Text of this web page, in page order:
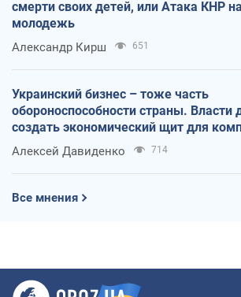
смерти своих детей, или Атака КНР на
молодежь
Александр Кирш 651
Украинский бизнес – тоже часть
обороноспособности страны.
создать экономический щит для
Алексей Давиденко 714
Все мнения